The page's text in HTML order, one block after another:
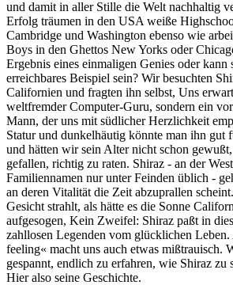
und damit in aller Stille die Welt nachhaltig
Erfolg träumen in den USA weiße
Cambridge und Washington ebenso wie
Boys in den Ghettos New Yorks oder
Ergebnis eines einmaligen Genies oder kann
erreichbares Beispiel sein? Wir besuchten
Californien und fragten ihn selbst, Uns
weltfremder Computer-Guru, sondern ein
Mann, der uns mit südlicher Herzlichkeit
Statur und dunkelhäutig könnte man ihn gut
und hätten wir sein Alter nicht schon
gefallen, richtig zu raten. Shiraz - an der
Familiennamen nur unter Feinden üblich -
an deren Vitalität die Zeit abzuprallen
Gesicht strahlt, als hätte es die Sonne
aufgesogen, Kein Zweifel: Shiraz paßt in
zahllosen Legenden vom glücklichen
feeling« macht uns auch etwas mißtrauisch.
gespannt, endlich zu erfahren, wie Shiraz zu
Hier also seine Geschichte.